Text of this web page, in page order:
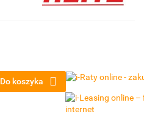
Do koszyka